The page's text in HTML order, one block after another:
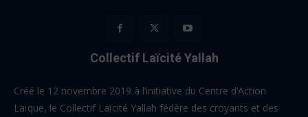
Collectif Laïcité Yallah
Créé le 12 novembre 2019 à l’initiative du Centre d’Action
Laïque, le Collectif Laïcité Yallah fédère des croyants et des